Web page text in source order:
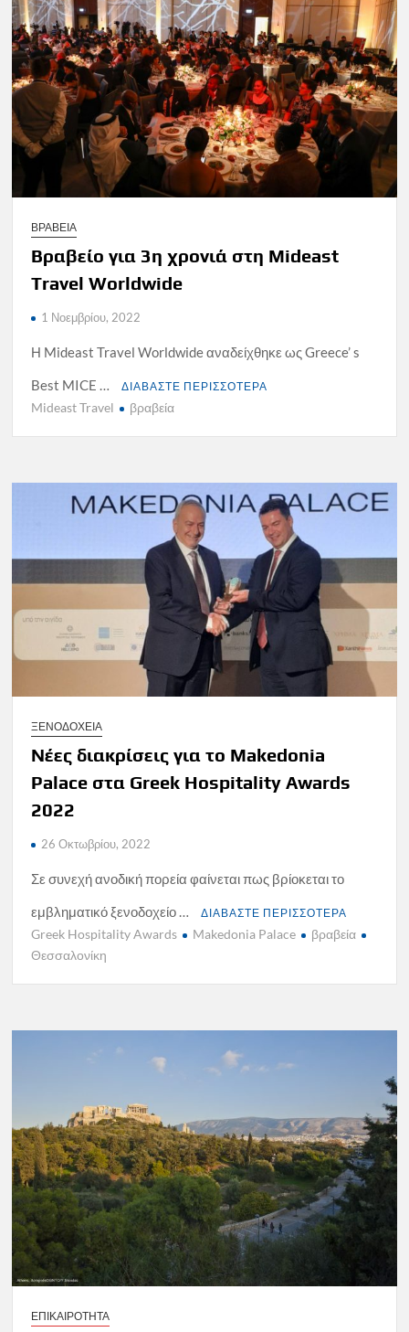
ΒΡΑΒΕΙΑ
Βραβείο για 3η χρονιά στη Mideast
Travel Worldwide
1 Νοεμβρίου, 2022
Η Mideast Travel Worldwide αναδείχθηκε ως Greece’ s
Best MICE …
ΔΙΑΒΑΣΤΕ ΠΕΡΙΣΣΟΤΕΡΑ
Mideast Travel βραβεία
ΞΕΝΟΔΟΧΕΙΑ
Νέες διακρίσεις για το Makedonia
Palace στα Greek Hospitality Awards
2022
26 Οκτωβρίου, 2022
Σε συνεχή ανοδική πορεία φαίνεται πως βρίοκεται το
εμβληματικό ξενοδοχείο …
ΔΙΑΒΑΣΤΕ ΠΕΡΙΣΣΟΤΕΡΑ
Greek Hospitality Awards Makedonia Palace
βραβεία
Θεσσαλονίκη
ΕΠΙΚΑΙΡΟΤΗΤΑ